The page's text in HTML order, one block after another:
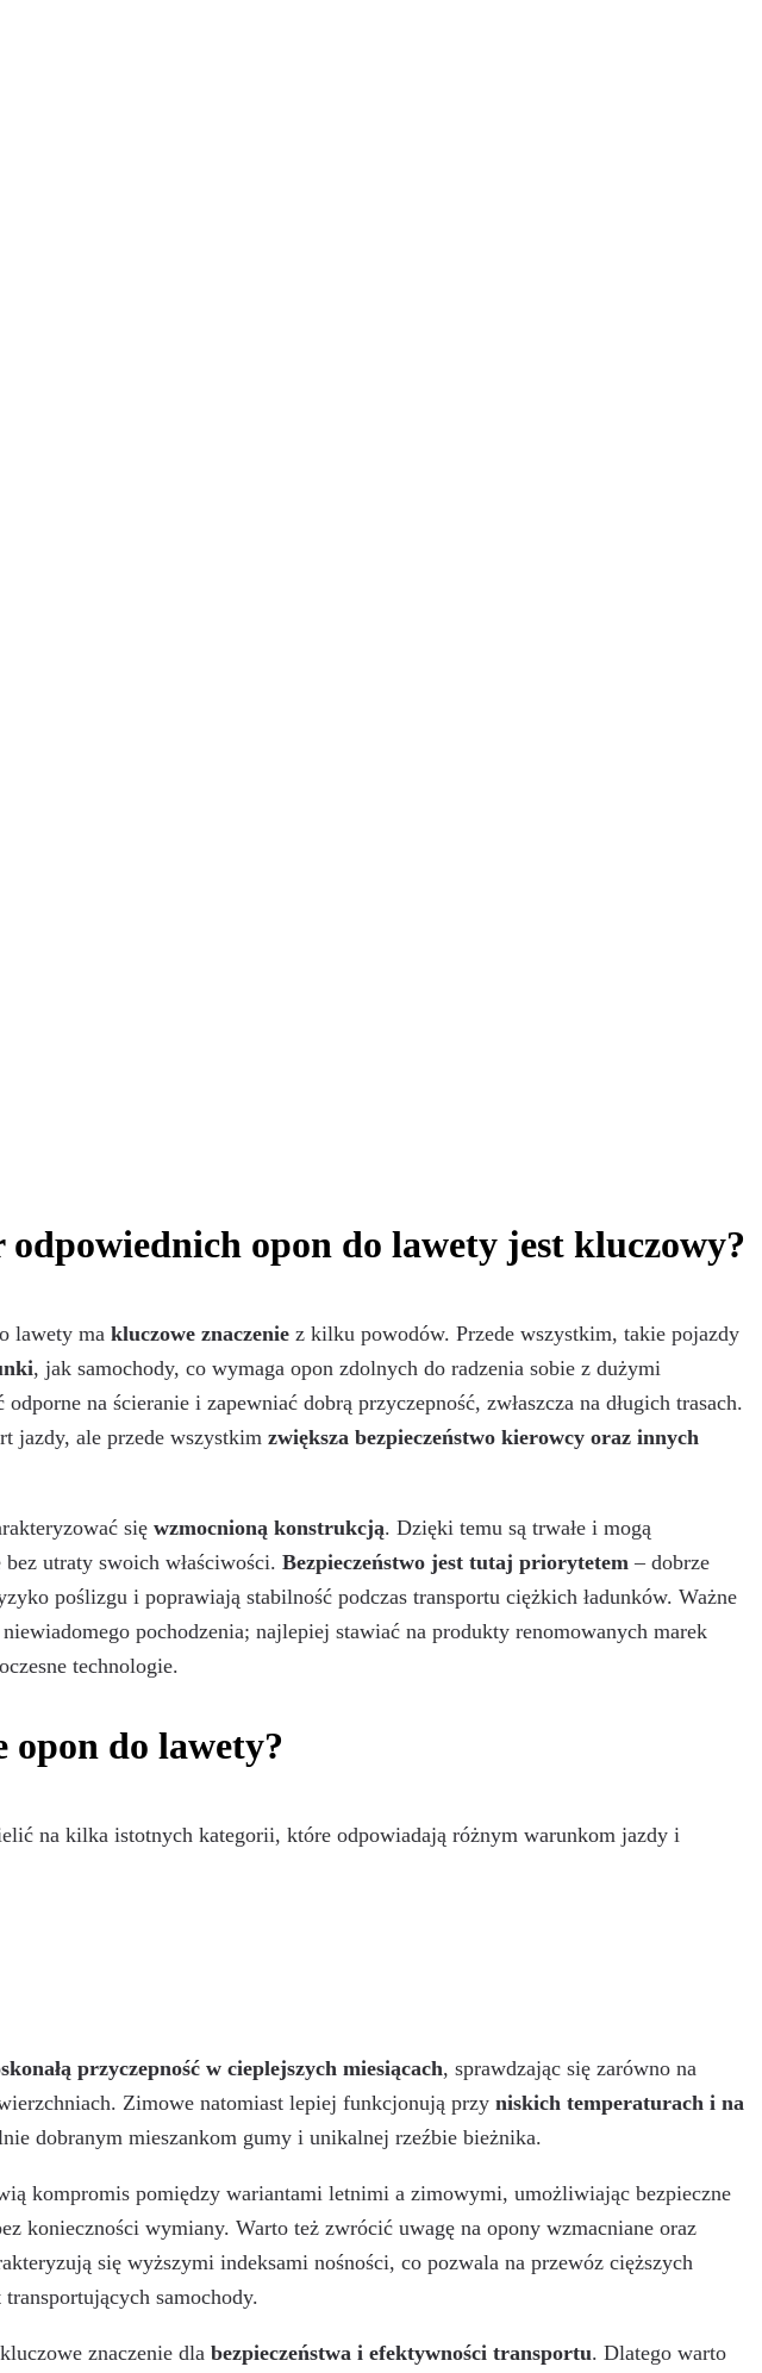
odpowiednich opon do lawety jest kluczowy?
lawety ma kluczowe znaczenie z kilku powodów. Przede wszystkim, takie pojazdy
, jak samochody, co wymaga opon zdolnych do radzenia sobie z dużymi
na ścieranie i zapewniać dobrą przyczepność, zwłaszcza na długich trasach.
jazdy, ale przede wszystkim zwiększa bezpieczeństwo kierowcy oraz innych
się wzmocnioną konstrukcją. Dzięki temu są trwałe i mogą
utraty swoich właściwości. Bezpieczeństwo jest tutaj priorytetem – dobrze
poślizgu i poprawiają stabilność podczas transportu ciężkich ładunków. Ważne
pochodzenia; najlepiej stawiać na produkty renomowanych marek
technologie.
opon do lawety?
na kilka istotnych kategorii, które odpowiadają różnym warunkom jazdy i
przyczepność w cieplejszych miesiącach, sprawdzając się zarówno na
Zimowe natomiast lepiej funkcjonują przy niskich temperaturach i na
dobranym mieszankom gumy i unikalnej rzeźbie bieżnika.
kompromis pomiędzy wariantami letnimi a zimowymi, umożliwiając bezpieczne
konieczności wymiany. Warto też zwrócić uwagę na opony wzmacniane oraz
się wyższymi indeksami nośności, co pozwala na przewóz cięższych
samochody.
znaczenie dla bezpieczeństwa i efektywności transportu. Dlatego warto